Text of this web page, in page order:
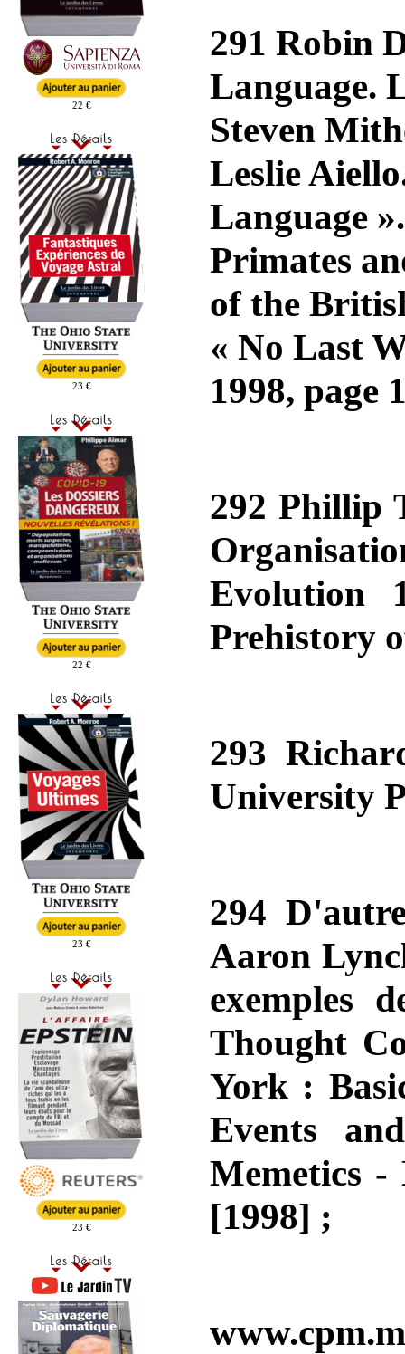
22 €
23 €
22 €
23 €
23 €
291 Robin
Language.
Steven
Leslie
Language
Primates
of the
« No Last
1998, page
292 Phillip
Evolution
Prehistory
293
University
294
Aaron
exemples
Thought
York :
Events
Memetics
[1998] ;